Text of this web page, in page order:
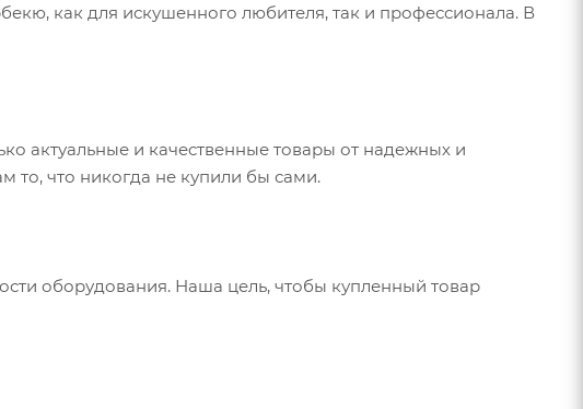
как для искушенного любителя, так и профессионала. В
актуальные и качественные товары от надежных и
то, что никогда не купили бы сами.
оборудования. Наша цель, чтобы купленный товар